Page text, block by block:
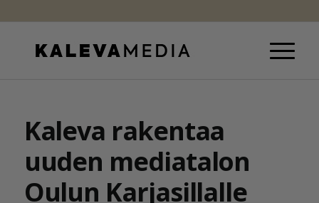
Kaleva rakentaa
uuden mediatalon
Oulun Karjasillalle